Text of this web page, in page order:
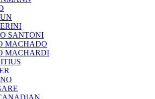
SANTONI
MACHADO
MACHARDI